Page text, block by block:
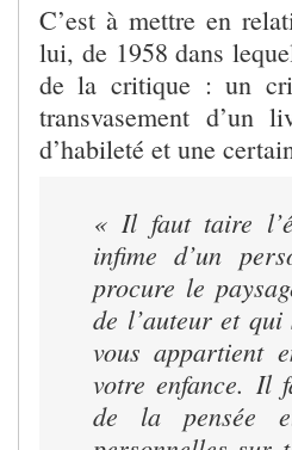
C’est à mettre en
lui, de 1958 dans
de la critique : un
transvasement
d’habileté et une
« Il faut taire
infime d’un
procure le
de l’auteur et qui
vous appartient
votre enfance. Il
de la pensée